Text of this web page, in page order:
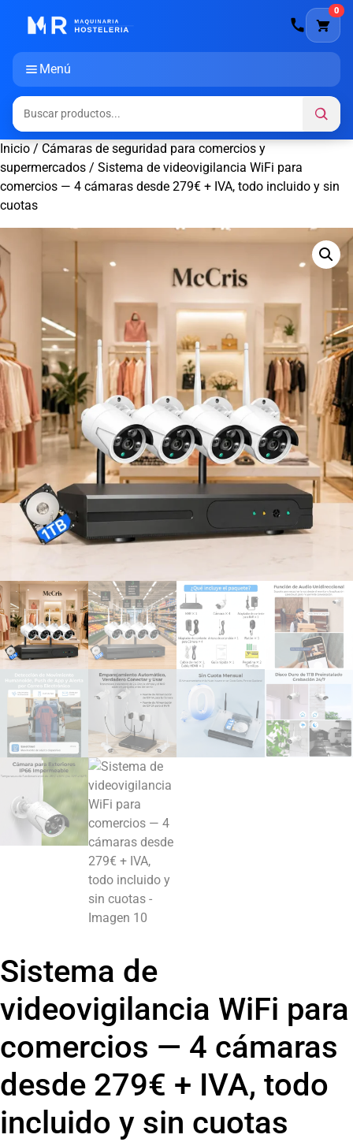
Menú
0
Inicio / Cámaras de seguridad para comercios y
supermercados / Sistema de videovigilancia WiFi para
comercios — 4 cámaras desde 279€ + IVA, todo incluido y sin
cuotas
Sistema de
videovigilancia WiFi para
comercios — 4 cámaras
desde 279€ + IVA, todo
incluido y sin cuotas